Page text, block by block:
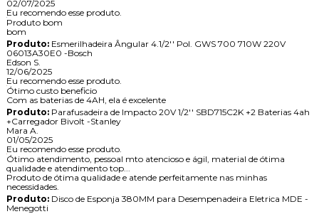
02/07/2025
Eu recomendo esse produto.
Produto bom
bom
Produto:Esmerilhadeira Ângular 4.1/2'' Pol. GWS 700 710W 220V
06013A30E0 -Bosch
Edson S.
12/06/2025
Eu recomendo esse produto.
Ótimo custo beneficio
Com as baterias de 4AH, ela é excelente
Produto:Parafusadeira de Impacto 20V 1/2'' SBD715C2K +2 Baterias 4ah
+Carregador Bivolt -Stanley
Mara A.
01/05/2025
Eu recomendo esse produto.
Ótimo atendimento, pessoal mto atencioso e ágil, material de ótima
qualidade e atendimento top...
Produto de ótima qualidade e atende perfeitamente nas minhas
necessidades.
Produto:Disco de Esponja 380MM para Desempenadeira Eletrica MDE -
Menegotti